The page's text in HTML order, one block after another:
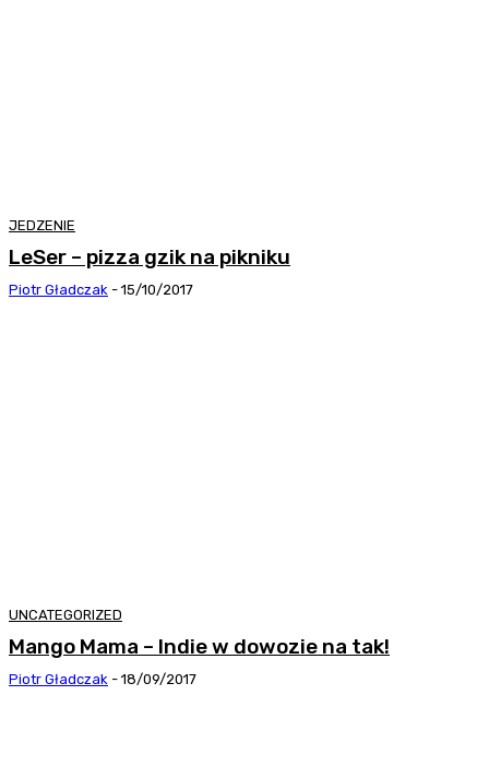
JEDZENIE
LeSer – pizza gzik na pikniku
Piotr Gładczak - 15/10/2017
UNCATEGORIZED
Mango Mama – Indie w dowozie na tak!
Piotr Gładczak - 18/09/2017